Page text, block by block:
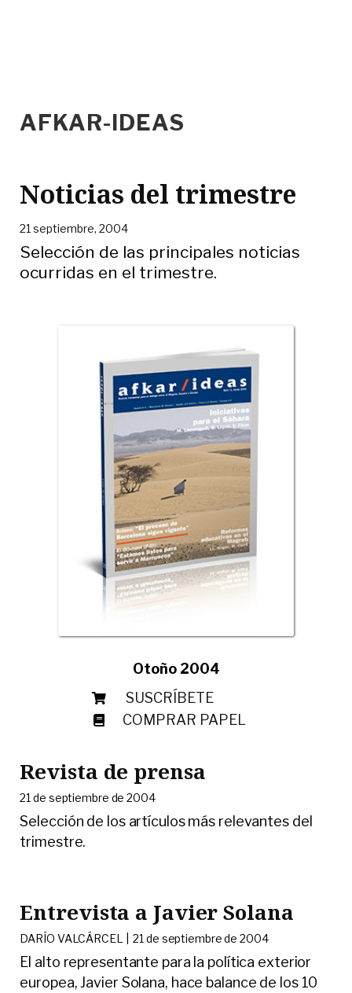
AFKAR-IDEAS
Noticias del trimestre
21 septiembre, 2004
Selección de las principales noticias
ocurridas en el trimestre.
Otoño 2004
SUSCRÍBETE
COMPRAR PAPEL
Revista de prensa
21 de septiembre de 2004
Selección de los artículos más relevantes del
trimestre.
Entrevista a Javier Solana
DARÍO VALCÁRCEL |21 de septiembre de 2004
El alto representante para la política exterior
europea, Javier Solana, hace balance de los 10